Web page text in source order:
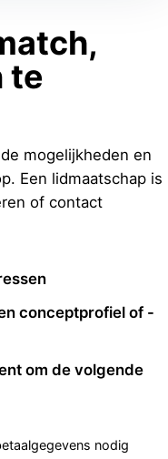
te
mogelijkheden en
Een lidmaatschap is
of contact
conceptprofiel of -
om de volgende
nodig